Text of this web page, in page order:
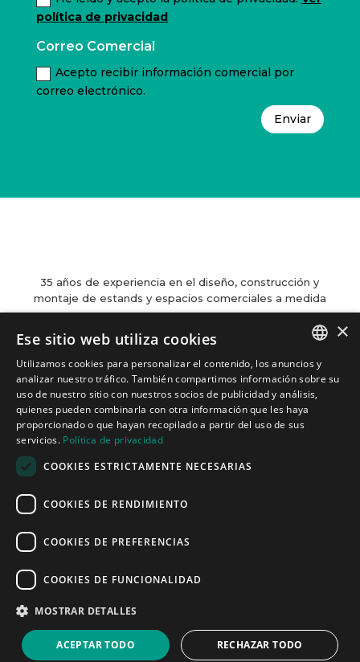
política de privacidad
Correo Comercial
Acepto recibir información comercial por
correo electrónico.
Enviar
35 años de experiencia en el diseño, construcción y
montaje de estands y espacios comerciales a medida
Contacto

Carrer de Martí l’Humà, 4-6-8, Local 7-B,
08850 Gavà, Barcelona
 informacion@cotacreativa.com
  
Estands de diseño
Servicios
Política de cookies
SPANISH
CATALAN
×
Ese sitio web utiliza cookies
Utilizamos cookies para personalizar el contenido, los anuncios y
analizar nuestro tráfico. También compartimos información sobre su
uso de nuestro sitio con nuestros socios de publicidad y análisis,
quienes pueden combinarla con otra información que les haya
proporcionado o que hayan recopilado a partir del uso de sus
servicios. Política de privacidad
COOKIES ESTRICTAMENTE NECESARIAS
COOKIES DE RENDIMIENTO
COOKIES DE PREFERENCIAS
COOKIES DE FUNCIONALIDAD
MOSTRAR DETALLES
ACEPTAR TODO RECHAZAR TODO